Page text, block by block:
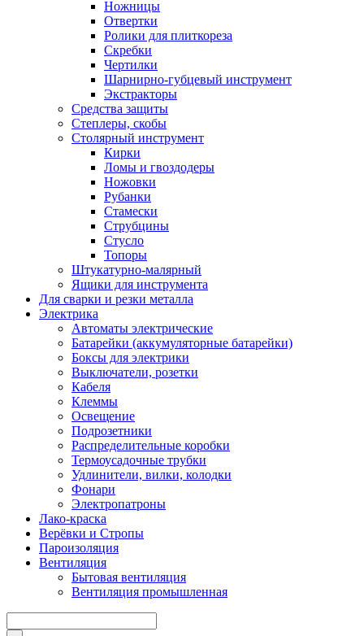
Ножницы
Отвертки
Ролики для плиткореза
Скребки
Чертилки
Шарнирно-губцевый инструмент
Экстракторы
Средства защиты
Степлеры, скобы
Столярный инструмент
Кирки
Ломы и гвоздодеры
Ножовки
Рубанки
Стамески
Струбцины
Стусло
Топоры
Штукатурно-малярный
Ящики для инструмента
Для сварки и резки металла
Электрика
Автоматы электрические
Батарейки (аккумуляторные батарейки)
Боксы для электрики
Выключатели, розетки
Кабеля
Клеммы
Освещение
Подрозетники
Распределительные коробки
Термоусадочные трубки
Удлинители, вилки, колодки
Фонари
Электропатроны
Лако-краска
Верёвки и Стропы
Пароизоляция
Вентиляция
Бытовая вентиляция
Вентиляция промышленная